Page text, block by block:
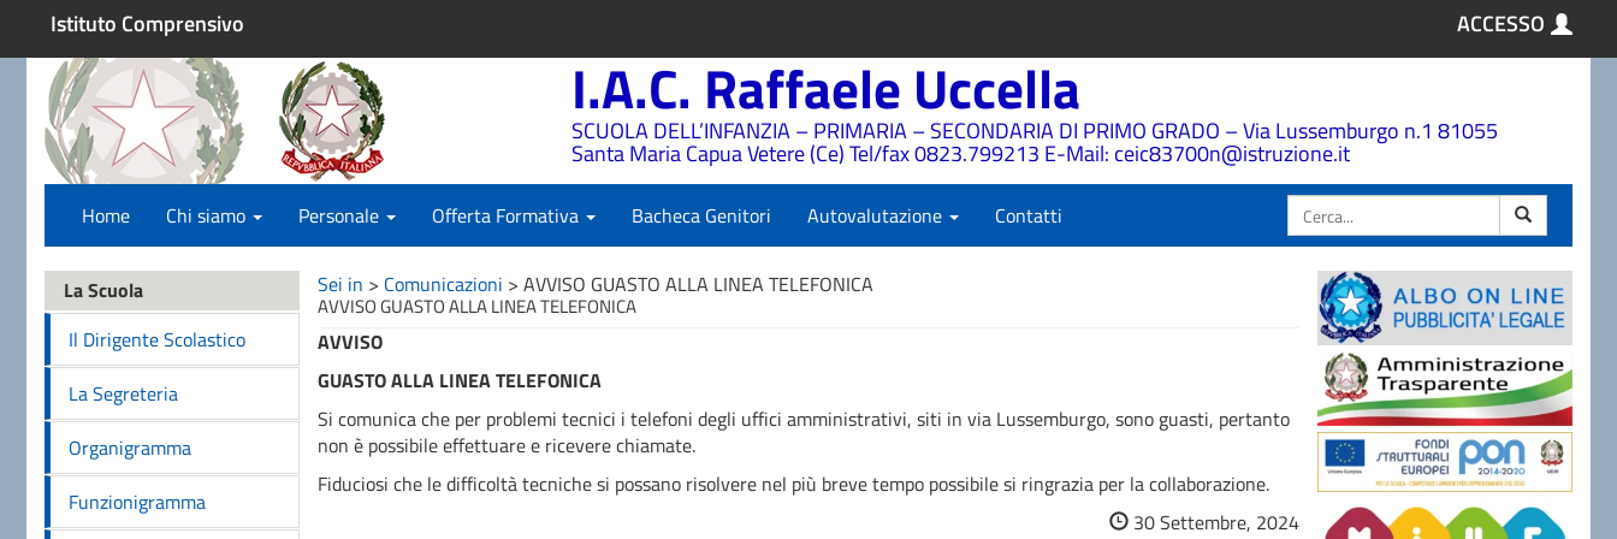
Istituto Comprensivo ACCESSO
I.A.C. Raffaele Uccella
SCUOLA DELL’INFANZIA – PRIMARIA – SECONDARIA DI PRIMO GRADO – Via Lussemburgo n.1 81055
Santa Maria Capua Vetere (Ce) Tel/fax 0823.799213 E-Mail: ceic83700n@istruzione.it
Cerca
Home Chi siamo Personale Offerta Formativa Bacheca Genitori Autovalutazione Contatti
La Scuola
Il Dirigente Scolastico
La Segreteria
Organigramma
Funzionigramma
Sei in > Comunicazioni > AVVISO GUASTO ALLA LINEA TELEFONICA
AVVISO GUASTO ALLA LINEA TELEFONICA
AVVISO
GUASTO ALLA LINEA TELEFONICA
Si comunica che per problemi tecnici i telefoni degli uffici amministrativi, siti in via Lussemburgo, sono guasti, pertanto
non è possibile effettuare e ricevere chiamate.
Fiduciosi che le difficoltà tecniche si possano risolvere nel più breve tempo possibile si ringrazia per la collaborazione.
30 Settembre, 2024